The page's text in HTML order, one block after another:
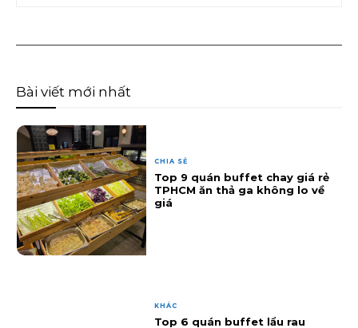
Bài viết mới nhất
CHIA SẺ
Top 9 quán buffet chay giá rẻ
TPHCM ăn thả ga không lo về
giá
KHÁC
Top 6 quán buffet lẩu rau